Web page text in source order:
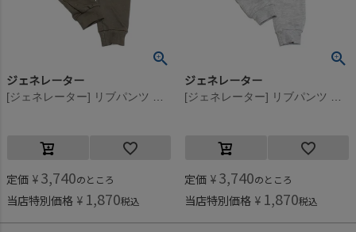
ジェネレーター
定価 ¥ 3,740のところ
当店特別価格 ¥ 1,870税込
ジェネレーター
定価 ¥ 3,740のところ
当店特別価格 ¥ 1,870税込